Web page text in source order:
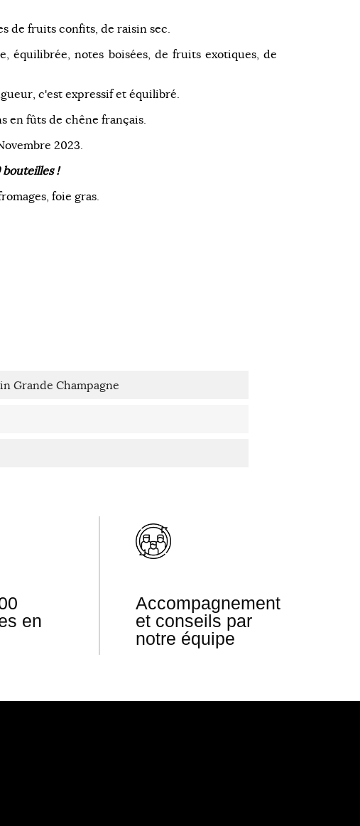
de fruits confits, de raisin sec.
équilibrée, notes boisées, de fruits exotiques, de
c'est expressif et équilibré.
en fûts de chêne français.
2023.
!
foie gras.
Grande Champagne
en
Accompagnement
et conseils par
notre équipe